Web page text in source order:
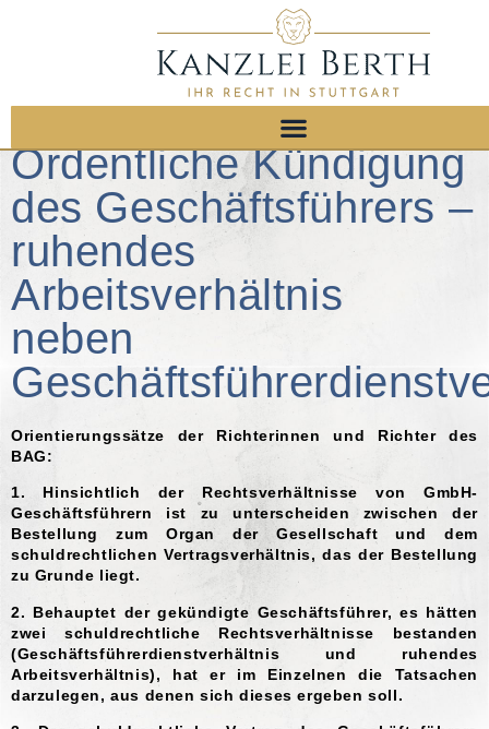
Ordentliche Kündigung
des Geschäftsführers –
ruhendes
Arbeitsverhältnis
neben
Orientierungssätze der Richterinnen und Richter des
BAG:
1. Hinsichtlich der Rechtsverhältnisse von GmbH-
Geschäftsführern ist zu unterscheiden zwischen der
Bestellung zum Organ der Gesellschaft und dem
schuldrechtlichen Vertragsverhältnis, das der Bestellung
zu Grunde liegt.
2. Behauptet der gekündigte Geschäftsführer, es hätten
zwei schuldrechtliche Rechtsverhältnisse bestanden
(Geschäftsführerdienstverhältnis und ruhendes
Arbeitsverhältnis), hat er im Einzelnen die Tatsachen
darzulegen, aus denen sich dieses ergeben soll.